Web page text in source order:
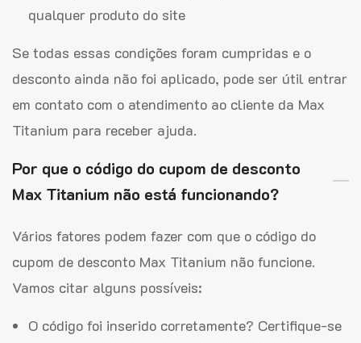
qualquer produto do site
Se todas essas condições foram cumpridas e o
desconto ainda não foi aplicado, pode ser útil entrar
em contato com o atendimento ao cliente da Max
Titanium para receber ajuda.
Por que o código do cupom de desconto
Max Titanium não está funcionando?
Vários fatores podem fazer com que o código do
cupom de desconto Max Titanium não funcione.
Vamos citar alguns possíveis:
O código foi inserido corretamente? Certifique-se